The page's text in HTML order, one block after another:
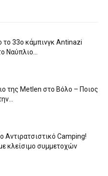
το 33ο κάμπινγκ Antinazi
Ναύπλιο...
της Metlen στο Βόλο – Ποιος
Αντιρατσιστικό Camping!
κλείσιμο συμμετοχών